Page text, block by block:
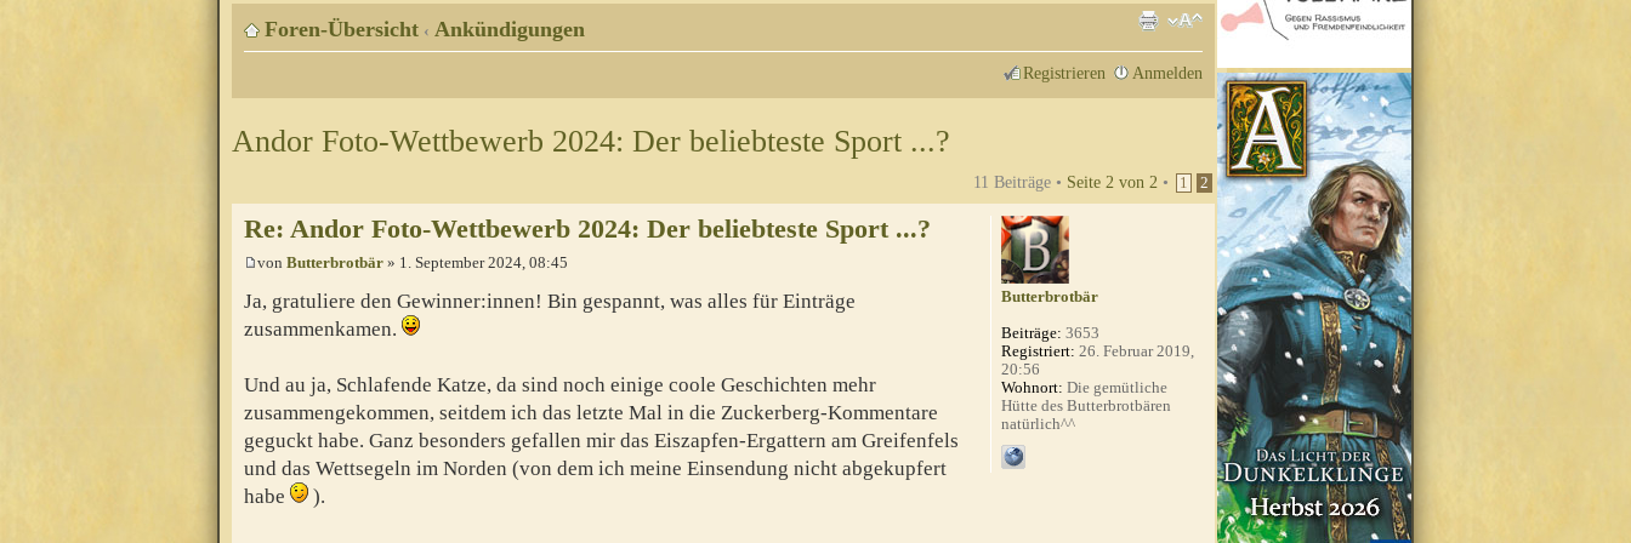
Foren-Übersicht ‹ Ankündigungen
Registrieren Anmelden
Andor Foto-Wettbewerb 2024: Der beliebteste Sport ...?
11 Beiträge • Seite 2 von 2 • 1 2
Re: Andor Foto-Wettbewerb 2024: Der beliebteste Sport ...?
von Butterbrotbär » 1. September 2024, 08:45
Ja, gratuliere den Gewinner:innen! Bin gespannt, was alles für Einträge
zusammenkamen.
Und au ja, Schlafende Katze, da sind noch einige coole Geschichten mehr
zusammengekommen, seitdem ich das letzte Mal in die Zuckerberg-Kommentare
geguckt habe. Ganz besonders gefallen mir das Eiszapfen-Ergattern am Greifenfels
und das Wettsegeln im Norden (von dem ich meine Einsendung nicht abgekupfert
habe
).
Butterbrotbär
Beiträge: 3653
Registriert: 26. Februar 2019,
20:56
Wohnort: Die gemütliche
Hütte des Butterbrotbären
natürlich^^